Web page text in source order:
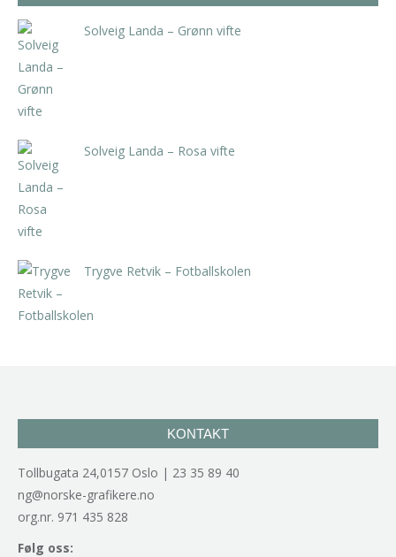
Solveig Landa – Grønn vifte
Solveig Landa – Rosa vifte
Trygve Retvik – Fotballskolen
KONTAKT
Tollbugata 24,0157 Oslo | 23 35 89 40
ng@norske-grafikere.no
org.nr. 971 435 828
Følg oss: